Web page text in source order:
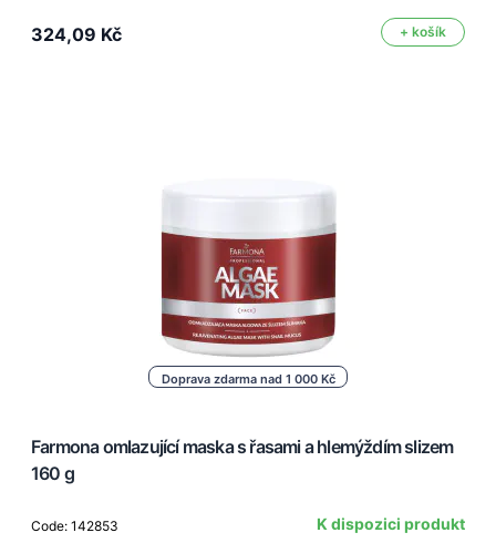
324,09 Kč + košík
Doprava zdarma nad 1 000 Kč
Farmona omlazující maska s řasami a hlemýždím slizem
160 g
Code: 142853
K dispozici produkt